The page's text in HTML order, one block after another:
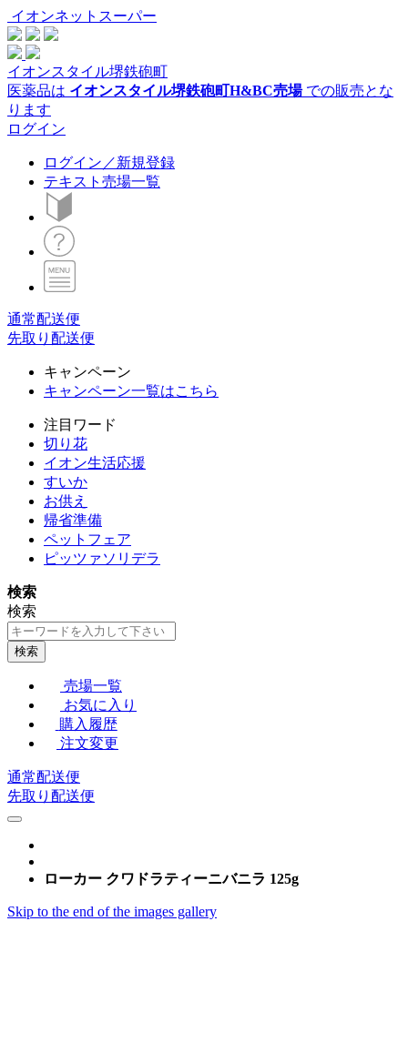
イオンネットスーパー
イオンスタイル堺鉄砲町
医薬品は イオンスタイル堺鉄砲町H&BC売場での販売とな
ります
ログイン
ログイン／新規登録
テキスト売場一覧
通常配送便
先取り配送便
キャンペーン
キャンペーン一覧はこちら
注目ワード
切り花
イオン生活応援
すいか
お供え
帰省準備
ペットフェア
ピッツァソリデラ
検索
検索
検索
売場一覧
お気に入り
購入履歴
注文変更
通常配送便
先取り配送便
ローカー クワドラティーニバニラ 125g
Skip to the end of the images gallery